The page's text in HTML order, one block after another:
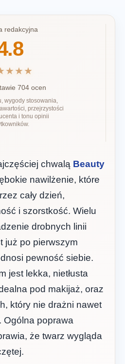
redakcyjna
704 ocen
wygody stosowania,
przejrzystości
i tonu opinii
chwalą Beauty
nawilżenie, które
cały dzień,
i szorstkość. Wielu
drobnych linii
już po pierwszym
pewność siebie.
jest lekka, nietłusta
pod makijaż, oraz
który nie drażni nawet
Ogólna poprawa
że twarz wygląda